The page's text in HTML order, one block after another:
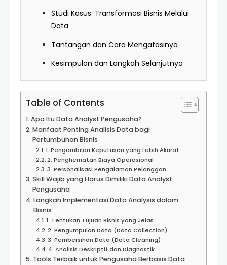
Studi Kasus: Transformasi Bisnis Melalui
Data
Tantangan dan Cara Mengatasinya
Kesimpulan dan Langkah Selanjutnya
Table of Contents
Apa Itu Data Analyst Pengusaha?
Manfaat Penting Analisis Data bagi
Pertumbuhan Bisnis
1. Pengambilan Keputusan yang Lebih Akurat
2. Penghematan Biaya Operasional
3. Personalisasi Pengalaman Pelanggan
Skill Wajib yang Harus Dimiliki Data Analyst
Pengusaha
Langkah Implementasi Data Analysis dalam
Bisnis
1. Tentukan Tujuan Bisnis yang Jelas
2. Pengumpulan Data (Data Collection)
3. Pembersihan Data (Data Cleaning)
4. Analisis Deskriptif dan Diagnostik
Tools Terbaik untuk Pengusaha Berbasis Data